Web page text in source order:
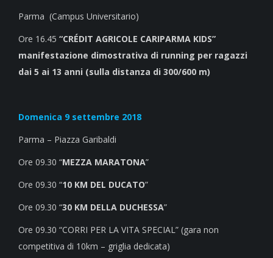
Parma (Campus Universitario)
Ore 16.45 “CRÉDIT AGRICOLE CARIPARMA KIDS”
manifestazione dimostrativa di running per ragazzi
dai 5 ai 13 anni (sulla distanza di 300/600 m)
Domenica 9 settembre 2018
Parma – Piazza Garibaldi
Ore 09.30 “MEZZA MARATONA”
Ore 09.30 “10 KM DEL DUCATO”
Ore 09.30 “30 KM DELLA DUCHESSA”
Ore 09.30 “CORRI PER LA VITA SPECIAL” (gara non
competitiva di 10km – griglia dedicata)